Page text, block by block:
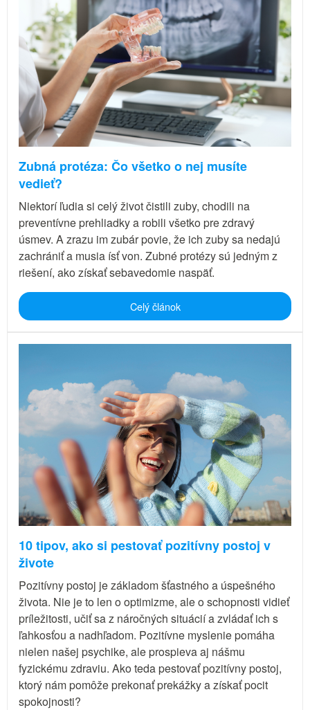
Zubná protéza: Čo všetko o nej musíte
vedieť?
Niektorí ľudia si celý život čistili zuby, chodili na
preventívne prehliadky a robili všetko pre zdravý
úsmev. A zrazu im zubár povie, že ich zuby sa nedajú
zachrániť a musia ísť von. Zubné protézy sú jedným z
riešení, ako získať sebavedomie naspäť.
Celý článok
10 tipov, ako si pestovať pozitívny postoj v
živote
Pozitívny postoj je základom šťastného a úspešného
života. Nie je to len o optimizme, ale o schopnosti vidieť
príležitosti, učiť sa z náročných situácií a zvládať ich s
ľahkosťou a nadhľadom. Pozitívne myslenie pomáha
nielen našej psychike, ale prospieva aj nášmu
fyzickému zdraviu. Ako teda pestovať pozitívny postoj,
ktorý nám pomôže prekonať prekážky a získať pocit
spokojnosti?